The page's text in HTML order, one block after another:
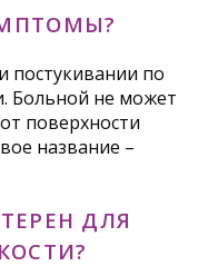
постукивании по
Больной не может
поверхности
название –
ДЛЯ